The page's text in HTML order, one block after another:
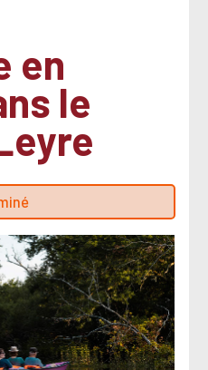
en
le